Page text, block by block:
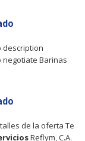
description
negotiate Barinas
de la oferta Te
Reflym, C.A.